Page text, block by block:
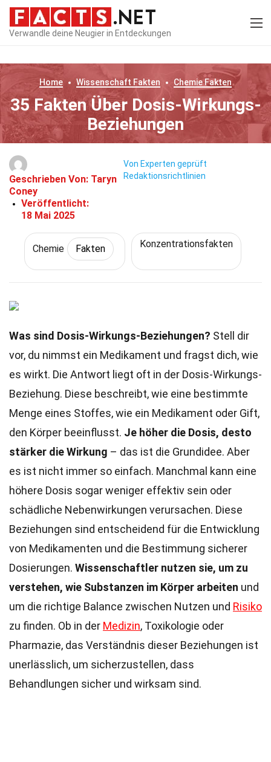
Verwandle deine Neugier in Entdeckungen
Home Wissenschaft Fakten ChemieFakten
35 Fakten Über Dosis-Wirkungs-
Beziehungen
Geschrieben Von: Taryn
Coney
Veröffentlicht:
18 Mai 2025
Von Experten geprüft
Redaktionsrichtlinien
Chemie Fakten Konzentrationsfakten
Was sind Dosis-Wirkungs-Beziehungen? Stell dir
vor, du nimmst ein Medikament und fragst dich, wie
es wirkt. Die Antwort liegt oft in der Dosis-Wirkungs-
Beziehung. Diese beschreibt, wie eine bestimmte
Menge eines Stoffes, wie ein Medikament oder Gift,
den Körper beeinflusst. Je höher die Dosis, desto
stärker die Wirkung – das ist die Grundidee. Aber
es ist nicht immer so einfach. Manchmal kann eine
höhere Dosis sogar weniger effektiv sein oder
schädliche Nebenwirkungen verursachen. Diese
Beziehungen sind entscheidend für die Entwicklung
von Medikamenten und die Bestimmung sicherer
Dosierungen. Wissenschaftler nutzen sie, um zu
verstehen, wie Substanzen im Körper arbeiten und
um die richtige Balance zwischen Nutzen und Risiko
zu finden. Ob in der Medizin, Toxikologie oder
Pharmazie, das Verständnis dieser Beziehungen ist
unerlässlich, um sicherzustellen, dass
Behandlungen sicher und wirksam sind.